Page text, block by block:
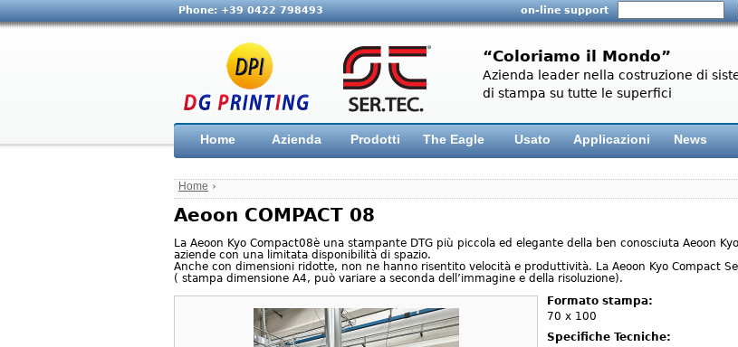
Phone: +39 0422 798493 on-line support
“Coloriamo il Mondo”
Azienda leader nella costruzione di
di stampa su tutte le superfici
Home Azienda Prodotti The Eagle Usato Applicazioni News
Home ›
Aeoon COMPACT 08
La Aeoon Kyo Compact08è una stampante DTG più piccola ed elegante della ben conosciuta Aeoon
aziende con una limitata disponibilità di spazio.
Anche con dimensioni ridotte, non ne hanno risentito velocità e produttività. La Aeoon Kyo Compact
( stampa dimensione A4, può variare a seconda dell’immagine e della risoluzione).
Formato stampa:
70 x 100
Specifiche Tecniche: